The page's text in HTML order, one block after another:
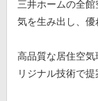
三井ホームの全
気を生み出し、優
高品質な居住空
リジナル技術で提